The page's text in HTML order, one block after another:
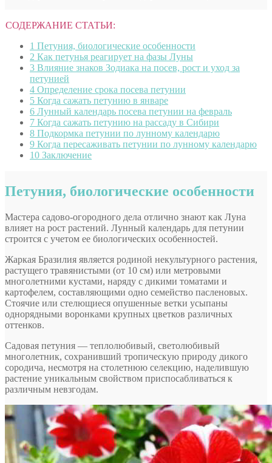
СОДЕРЖАНИЕ СТАТЬИ:
1 Петуния, биологические особенности
2 Как петунья реагирует на фазы Луны
3 Влияние знаков Зодиака на посев, рост и уход за
петунией
4 Определение срока посева петунии
5 Когда сажать петунию в январе
6 Лунный календарь посева петунии на февраль
7 Когда сажать петунию на рассаду в Сибири
8 Подкормка петунии по лунному календарю
9 Когда пересаживать петунии по лунному календарю
10 Заключение
Петуния, биологические особенности
Мастера садово-огородного дела отлично знают как Луна
влияет на рост растений. Лунный календарь для петунии
строится с учетом ее биологических особенностей.
Жаркая Бразилия является родиной некультурного растения,
растущего травянистыми (от 10 см) или метровыми
многолетними кустами, наряду с дикими томатами и
картофелем, составляющими одно семейство пасленовых.
Стоячие или стелющиеся опушенные ветки усыпаны
однорядными воронками крупных цветков различных
оттенков.
Садовая петуния — теплолюбивый, светолюбивый
многолетник, сохранивший тропическую природу дикого
сородича, несмотря на столетнюю селекцию, наделившую
растение уникальным свойством приспосабливаться к
различным невзгодам.